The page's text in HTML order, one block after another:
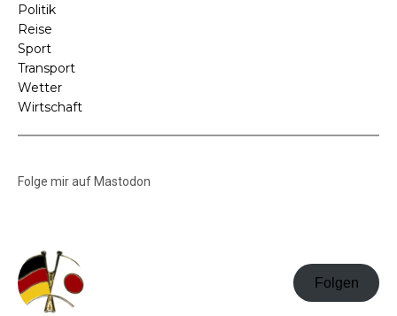
Politik
Reise
Sport
Transport
Wetter
Wirtschaft
Folge mir auf Mastodon
Folgen